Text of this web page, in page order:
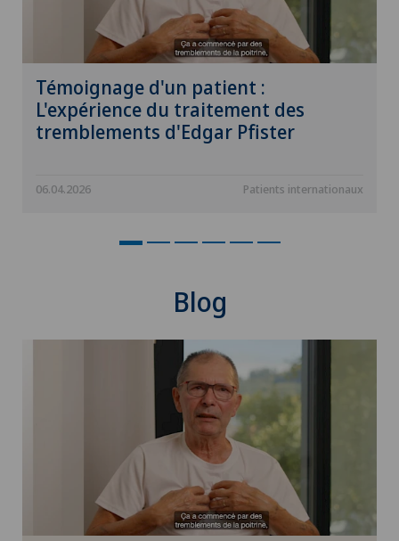
Hernie discale lombaire
Hernies (hernies inguinales)
Inflammation de la thyroïde (thyroïdite de
Hashimoto)
Inflammations oculaires
Témoignage d'un patient :
L'expérience du traitement des
tremblements d'Edgar Pfister
06.04.2026 Patients internationaux
Blog